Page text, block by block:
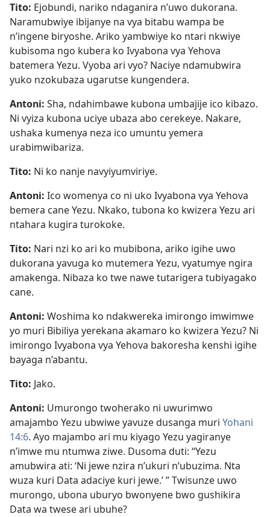
Tito: Ejobundi, nariko ndaganira n’uwo dukorana.
Naramubwiye ibijanye na vya bitabu wampa be
n’ingene biryoshe. Ariko yambwiye ko ntari nkwiye
kubisoma ngo kubera ko Ivyabona vya Yehova
batemera Yezu. Vyoba ari vyo? Naciye ndamubwira
yuko nzokubaza ugarutse kungendera.
Antoni: Sha, ndahimbawe kubona umbajije ico kibazo.
Ni vyiza kubona uciye ubaza abo cerekeye. Nakare,
ushaka kumenya neza ico umuntu yemera
urabimwibariza.
Tito: Ni ko nanje navyiyumviriye.
Antoni: Ico womenya co ni uko Ivyabona vya Yehova
bemera cane Yezu. Nkako, tubona ko kwizera Yezu ari
ntahara kugira turokoke.
Tito: Nari nzi ko ari ko mubibona, ariko igihe uwo
dukorana yavuga ko mutemera Yezu, vyatumye ngira
amakenga. Nibaza ko twe nawe tutarigera tubiyagako
cane.
Antoni: Woshima ko ndakwereka imirongo imwimwe
yo muri Bibiliya yerekana akamaro ko kwizera Yezu? Ni
imirongo Ivyabona vya Yehova bakoresha kenshi igihe
bayaga n’abantu.
Tito: Jako.
Antoni: Umurongo twoherako ni uwurimwo
amajambo Yezu ubwiwe yavuze dusanga muri Yohani
14:6. Ayo majambo ari mu kiyago Yezu yagiranye
n’imwe mu ntumwa ziwe. Dusoma duti: “Yezu
amubwira ati: ‘Ni jewe nzira n’ukuri n’ubuzima. Nta
wuza kuri Data adaciye kuri jewe.’ ” Twisunze uwo
murongo, ubona uburyo bwonyene bwo gushikira
Data wa twese ari ubuhe?